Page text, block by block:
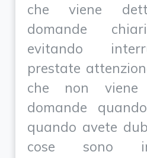
che viene
domande
evitando
prestate
che non viene
domande
quando avete
cose sono